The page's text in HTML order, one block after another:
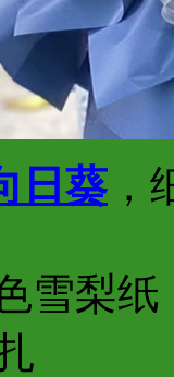
日葵，
雪梨